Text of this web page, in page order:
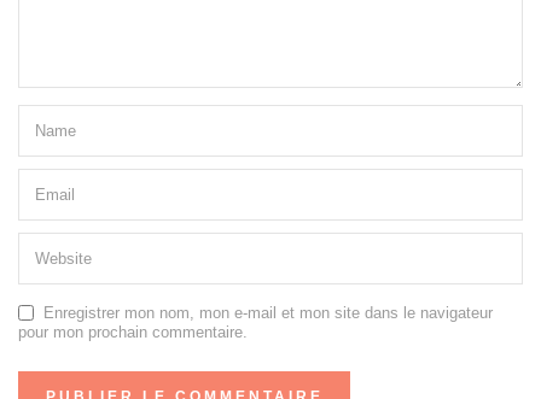
Enregistrer mon nom, mon e-mail et mon site dans le navigateur
pour mon prochain commentaire.